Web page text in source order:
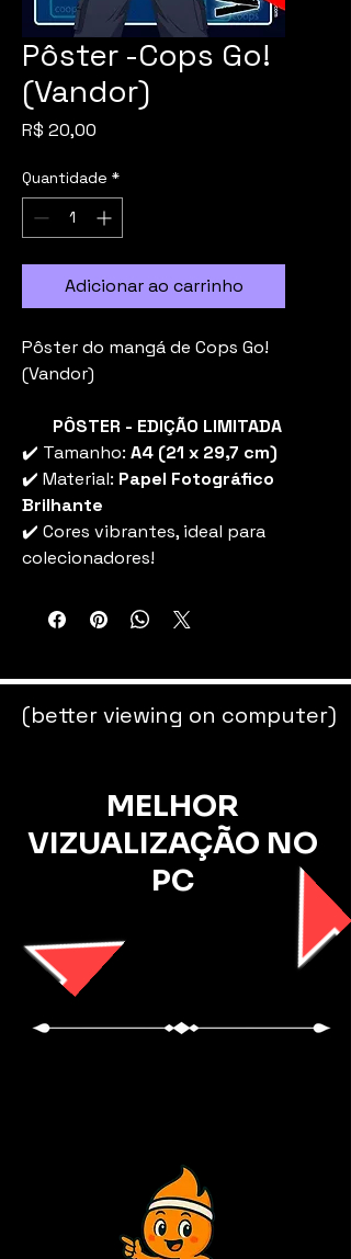
Pôster -Cops Go!
(Vandor)
R$ 20,00
Quantidade *
Adicionar ao carrinho
Pôster do mangá de Cops Go!
(Vandor)
PÔSTER - EDIÇÃO LIMITADA
✔️ Tamanho: A4 (21 x 29,7 cm)
✔️ Material: Papel Fotográfico
Brilhante
✔️ Cores vibrantes, ideal para
colecionadores!
(better viewing on computer)
MELHOR
VIZUALIZAÇÃO NO
PC